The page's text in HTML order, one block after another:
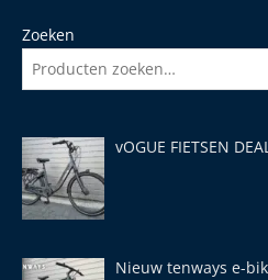
Zoeken
vOGUE FIETSEN
Nieuw tenways e-